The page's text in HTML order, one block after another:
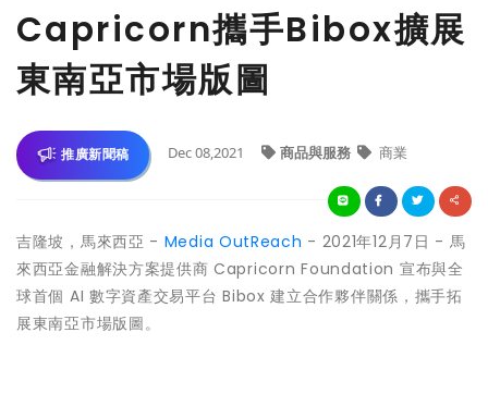
Capricorn攜手Bibox擴展
東南亞市場版圖
推廣新聞稿 Dec 08,2021 商品與服務 商業
吉隆坡，馬來西亞 - Media OutReach - 2021年12月7日 - 馬
來西亞金融解決方案提供商 Capricorn Foundation 宣布與全
球首個 AI 數字資產交易平台 Bibox 建立合作夥伴關係，攜手拓
展東南亞市場版圖。